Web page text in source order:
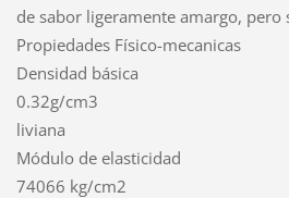
de sabor ligeramente amargo, pero
Propiedades Físico-mecanicas
Densidad básica
0.32g/cm3
liviana
Módulo de elasticidad
74066 kg/cm2